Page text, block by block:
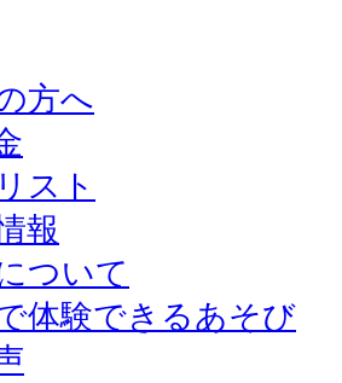
方へ
スト
報
ついて
体験できるあそび